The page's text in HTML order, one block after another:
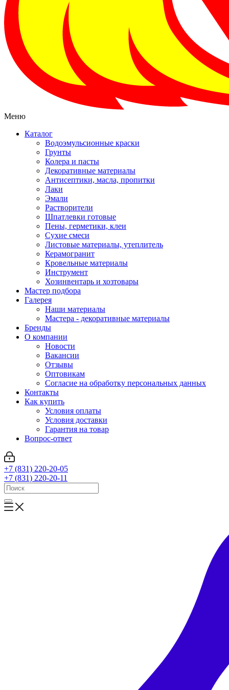
Меню
Каталог
Водоэмульсионные краски
Грунты
Колера и пасты
Декоративные материалы
Антисептики, масла, пропитки
Лаки
Эмали
Растворители
Шпатлевки готовые
Пены, герметики, клеи
Сухие смеси
Листовые материалы, утеплитель
Керамогранит
Кровельные материалы
Инструмент
Хозинвентарь и хозтовары
Мастер подбора
Галерея
Наши материалы
Мастера - декоративные материалы
Бренды
О компании
Новости
Вакансии
Отзывы
Оптовикам
Cогласие на обработку персональных данных
Контакты
Как купить
Условия оплаты
Условия доставки
Гарантия на товар
Вопрос-ответ
+7 (831) 220-20-05
+7 (831) 220-20-11